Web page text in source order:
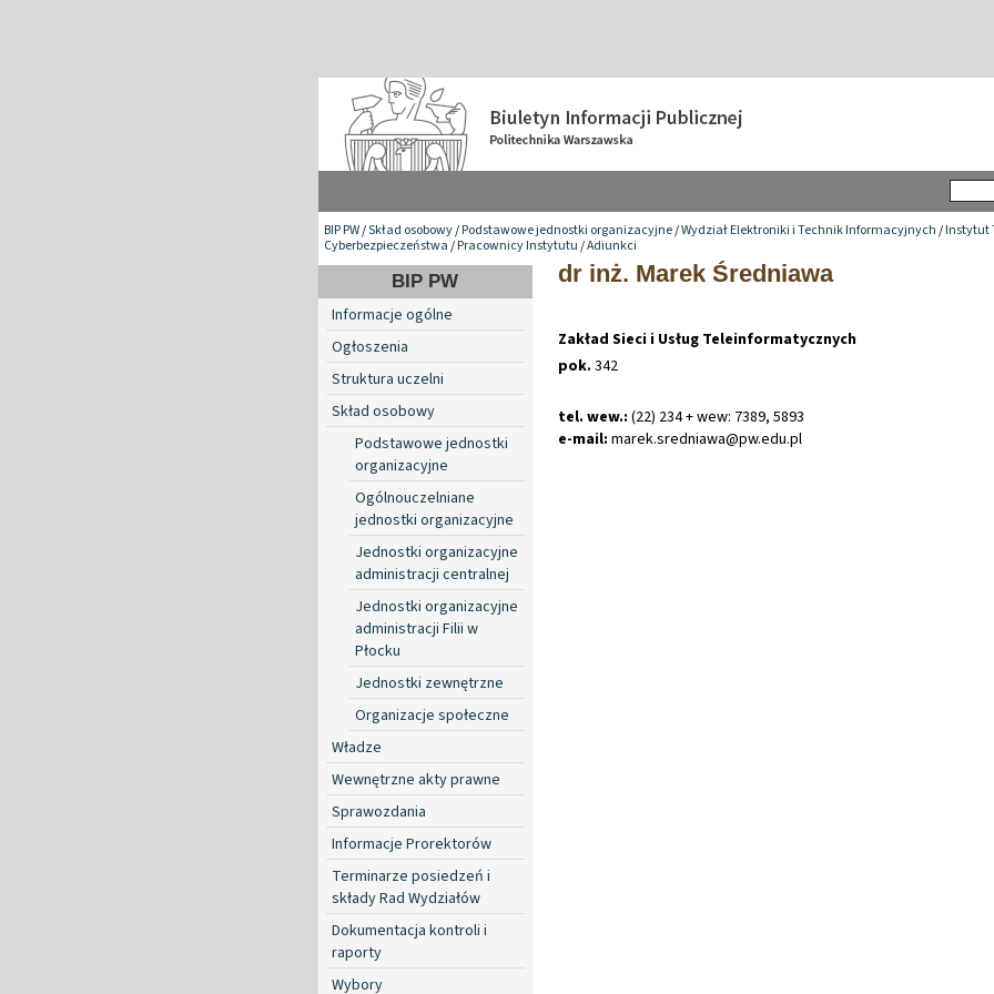
BIP PW/Skład osobowy/Podstawowe jednostki organizacyjne/Wydział Elektroniki i Technik Informacyjnych/Instytut
Cyberbezpieczeństwa/Pracownicy Instytutu/Adiunkci
BIP PW
Informacje ogólne
Ogłoszenia
Struktura uczelni
Skład osobowy
Podstawowe jednostki
organizacyjne
Ogólnouczelniane
jednostki organizacyjne
Jednostki organizacyjne
administracji centralnej
Jednostki organizacyjne
administracji Filii w
Płocku
Jednostki zewnętrzne
Organizacje społeczne
Władze
Wewnętrzne akty prawne
Sprawozdania
Informacje Prorektorów
Terminarze posiedzeń i
składy Rad Wydziałów
Dokumentacja kontroli i
raporty
Wybory
dr inż. Marek Średniawa
Zakład Sieci i Usług Teleinformatycznych
pok. 342
tel. wew.: (22) 234 + wew: 7389, 5893
e-mail: marek.sredniawa@pw.edu.pl